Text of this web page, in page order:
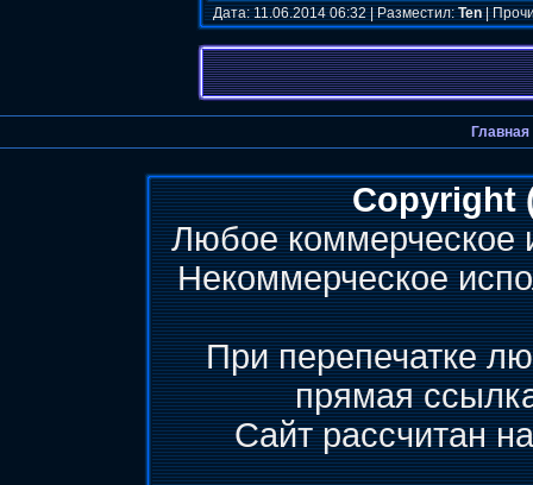
Дата: 11.06.2014 06:32 | Разместил:Ten|
Главная
Copyright
Любое коммерческое
Некоммерческое
При перепечатке
прямая
Сайт рассчитан